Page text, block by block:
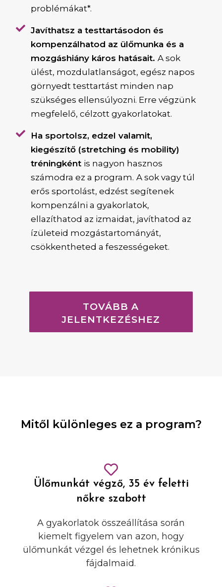
problémákat*.
Javíthatsz a testtartásodon és
kompenzálhatod az ülőmunka és a
mozgáshiány káros hatásait. A sok
ülést, mozdulatlanságot, egész napos
görnyedt testtartást minden nap
szükséges ellensúlyozni. Erre végzünk
megfelelő, célzott gyakorlatokat.
Ha sportolsz, edzel valamit,
kiegészítő (stretching és mobility)
tréningként is nagyon hasznos
számodra ez a program. A sok vagy túl
erős sportolást, edzést segítenek
kompenzálni a gyakorlatok,
ellazíthatod az izmaidat, javíthatod az
ízületeid mozgástartományát,
csökkentheted a feszességeket.
TOVÁBB A
JELENTKEZÉSHEZ
Mitől különleges ez a program?
Ülőmunkát végző, 35 év feletti
nőkre szabott
A gyakorlatok összeállítása során
kiemelt figyelem van azon, hogy
ülőmunkát vézgel és lehetnek krónikus
fájdalmaid.